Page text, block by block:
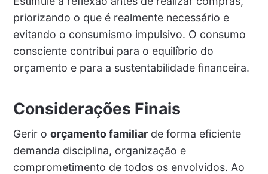
priorizando o que é realmente necessário e
evitando o consumismo impulsivo. O consumo
consciente contribui para o equilíbrio do
orçamento e para a sustentabilidade financeira.
Considerações Finais
Gerir o orçamento familiarde forma eficiente
demanda disciplina, organização e
comprometimento de todos os envolvidos. Ao